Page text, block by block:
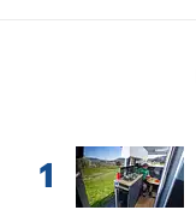
1